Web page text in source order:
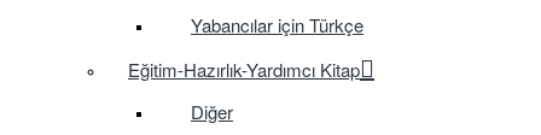
Yabancılar için Türkçe
Eğitim-Hazırlık-Yardımcı Kitap
Diğer